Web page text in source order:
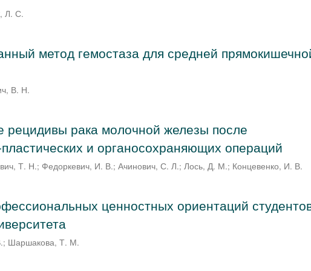
Л. С.
метод гемостаза для средней
В. Н.
рецидивы рака молочной железы после
пластических и органосохраняющих операций
Т. Н.; Федоркевич, И. В.;Ачинович, С. Л.;Лось, Д. М.; Концевенко, И. В.
ценностных ориентаций
; Шаршакова, Т. М.